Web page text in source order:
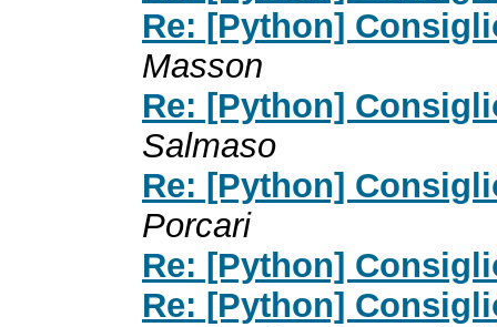
Re: [Python]
Masson
Re: [Python]
Salmaso
Re: [Python]
Porcari
Re: [Python]
Re: [Python]